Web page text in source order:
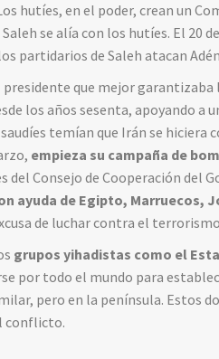
hutíes, en el poder, crean un
se alía con los hutíes. El 20
partidarios de Saleh atacan
presidente que mejor
los años sesenta, apoyando a
temían que Irán se hiciera
empieza su campaña de
del Consejo de Cooperación del
ayuda de Egipto, Marruecos,
de luchar contra el
grupos yihadistas como el
por todo el mundo para
pero en la península. Estos
conflicto.